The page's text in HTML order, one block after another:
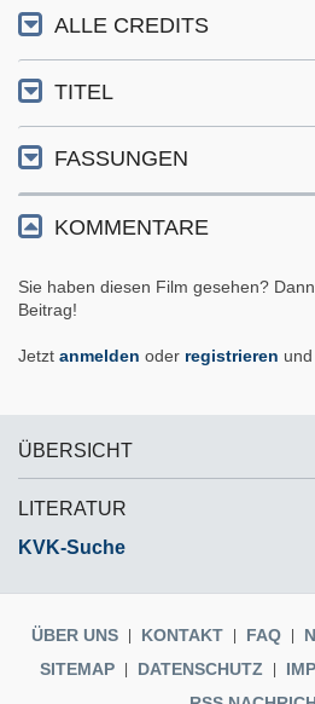
ALLE CREDITS
TITEL
FASSUNGEN
KOMMENTARE
Sie haben diesen Film gesehen?
Beitrag!
Jetzt anmelden oder registrieren
ÜBERSICHT
LITERATUR
KVK-Suche
ÜBER UNS KONTAKT FAQ
SITEMAP
DATENSCHUTZ